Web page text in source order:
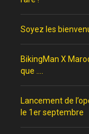
Soyez les
BikingMan X
que ….
Lancement de
le 1er septembre